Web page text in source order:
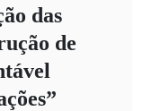
das
de